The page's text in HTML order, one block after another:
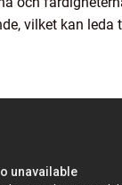
vilket kan leda